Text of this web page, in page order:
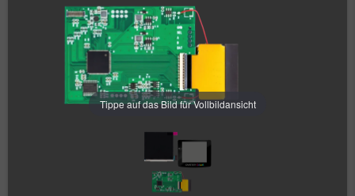
Tippe auf das Bild für Vollbildansicht